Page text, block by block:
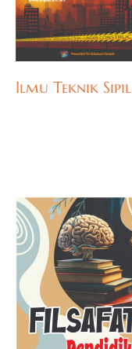
Ilmu Teknik Sipil